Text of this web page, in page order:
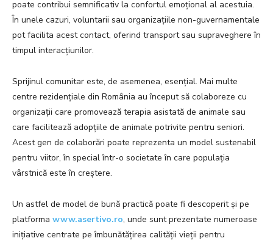
poate contribui semnificativ la confortul emoțional al acestuia.
În unele cazuri, voluntarii sau organizațiile non-guvernamentale
pot facilita acest contact, oferind transport sau supraveghere în
timpul interacțiunilor.
Sprijinul comunitar este, de asemenea, esențial. Mai multe
centre rezidențiale din România au început să colaboreze cu
organizații care promovează terapia asistată de animale sau
care facilitează adopțiile de animale potrivite pentru seniori.
Acest gen de colaborări poate reprezenta un model sustenabil
pentru viitor, în special într-o societate în care populația
vârstnică este în creștere.
Un astfel de model de bună practică poate fi descoperit și pe
platforma www.asertivo.ro, unde sunt prezentate numeroase
inițiative centrate pe îmbunătățirea calității vieții pentru